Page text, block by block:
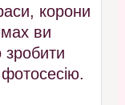
корони
ви
зробити